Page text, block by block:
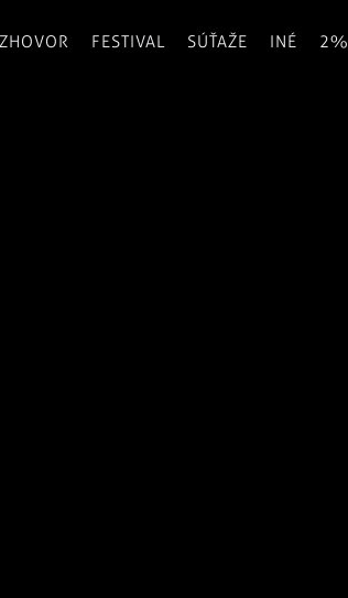
FESTIVAL SÚŤAŽE INÉ 2%